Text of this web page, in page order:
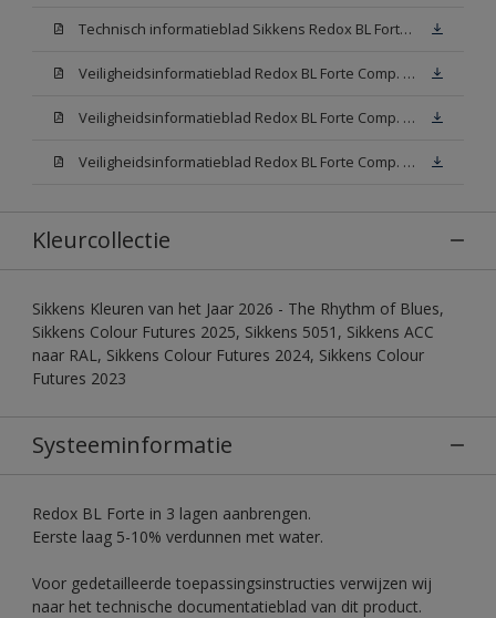
Technisch informatieblad Sikkens Redox BL Forte (PDF)
Veiligheidsinformatieblad Redox BL Forte Comp. B (MSDS)
Veiligheidsinformatieblad Redox BL Forte Comp. -A W05 (MSDS)
Veiligheidsinformatieblad Redox BL Forte Comp. -A N00 (MSDS)
Kleurcollectie
Sikkens Kleuren van het Jaar 2026 - The Rhythm of Blues,
Sikkens Colour Futures 2025, Sikkens 5051, Sikkens ACC
naar RAL, Sikkens Colour Futures 2024, Sikkens Colour
Futures 2023
Systeeminformatie
Redox BL Forte in 3 lagen aanbrengen.
Eerste laag 5-10% verdunnen met water.
Voor gedetailleerde toepassingsinstructies verwijzen wij
naar het technische documentatieblad van dit product.